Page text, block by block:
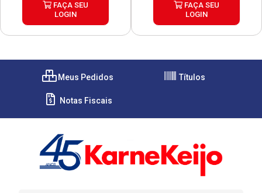
FAÇA SEU
LOGIN
FAÇA SEU
LOGIN
Meus Pedidos Títulos
Notas Fiscais